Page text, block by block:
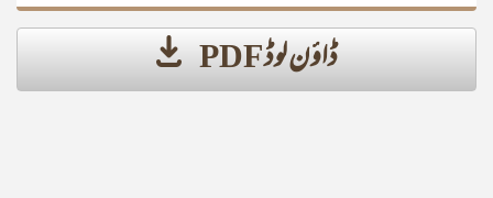
ڈاؤن لوڈ PDF